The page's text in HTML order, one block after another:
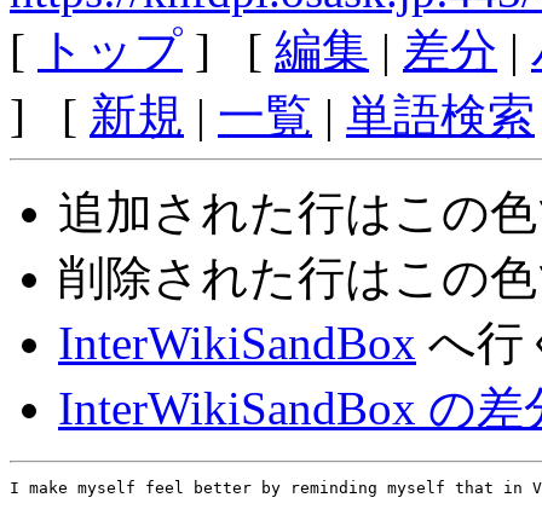
[ トップ ] [ 編集 | 差分 |
] [ 新規 | 一覧 | 単語検索
追加された行はこの色
削除された行はこの色
InterWikiSandBox へ行
InterWikiSandBox の
I make myself feel better by reminding myself that in